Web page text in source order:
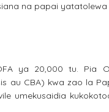
na papai
ya 20,000 tu. Pia
au CBA) kwa zao la
umekusaidia